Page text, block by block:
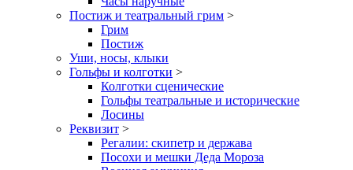
Постиж и театральный грим >
Грим
Постиж
Уши, носы, клыки
Гольфы и колготки >
Колготки сценические
Гольфы театральные и исторические
Лосины
Реквизит >
Регалии: скипетр и держава
Посохи и мешки Деда Мороза